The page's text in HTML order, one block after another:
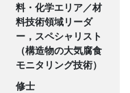
料・化学エリア／材
料技術領域リーダ
ー，スペシャリスト
（構造物の大気腐食
モニタリング技術）
修士